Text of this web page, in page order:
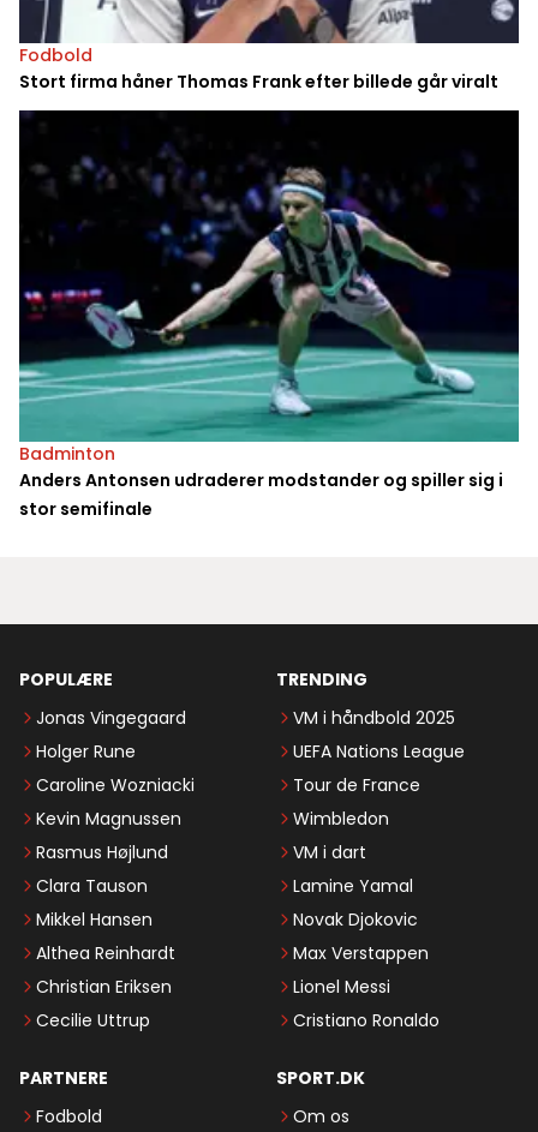
Fodbold
Stort firma håner Thomas Frank efter billede går viralt
Badminton
Anders Antonsen udraderer modstander og spiller sig i
stor semifinale
POPULÆRE
Jonas Vingegaard
Holger Rune
Caroline Wozniacki
Kevin Magnussen
Rasmus Højlund
Clara Tauson
Mikkel Hansen
Althea Reinhardt
Christian Eriksen
Cecilie Uttrup
TRENDING
VM i håndbold 2025
UEFA Nations League
Tour de France
Wimbledon
VM i dart
Lamine Yamal
Novak Djokovic
Max Verstappen
Lionel Messi
Cristiano Ronaldo
PARTNERE
Fodbold
SPORT.DK
Om os